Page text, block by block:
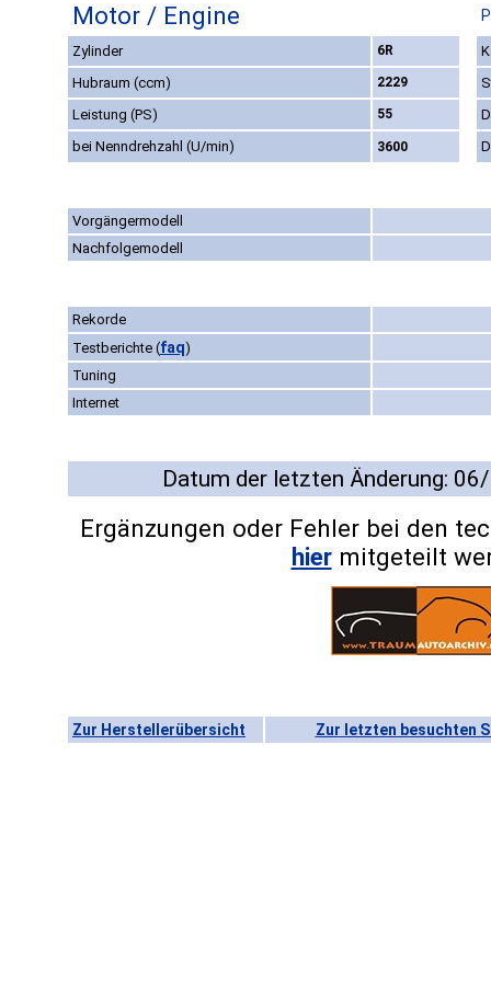
Motor / Engine
Zylinder 6R
Hubraum (ccm)
2229
Leistung (PS)
55
bei Nenndrehzahl (U/min)
3600
Vorgängermodell
Nachfolgemodell
Rekorde
Testberichte (faq)
Tuning
Internet
Datum der letzten Änderung:
Ergänzungen oder Fehler bei den
hiermitgeteilt
Zur Herstellerübersicht Zur letzten besuchten